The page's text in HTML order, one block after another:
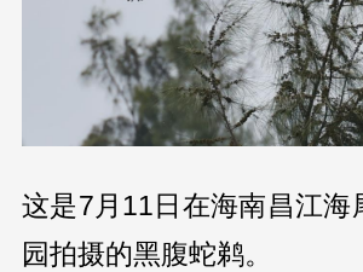
这是7月11日在海南昌江海
园拍摄的黑腹蛇鹈。